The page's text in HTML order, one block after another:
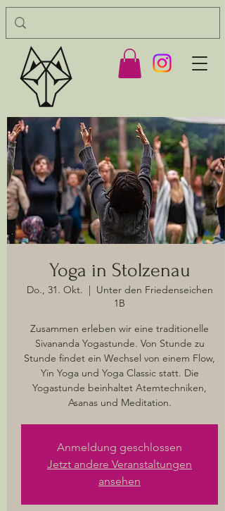
Yoga in Stolzenau
Do., 31. Okt.
  |
Unter den Friedenseichen
1B
Zusammen erleben wir eine traditionelle
Sivananda Yogastunde. Von Stunde zu
Stunde findet ein Wechsel von einem Flow,
Yin Yoga und Yoga Classic statt. Die
Yogastunde beinhaltet Atemtechniken,
Asanas und Meditation.
Anmeldung geschlossen
Jetzt andere Veranstaltungen
ansehen